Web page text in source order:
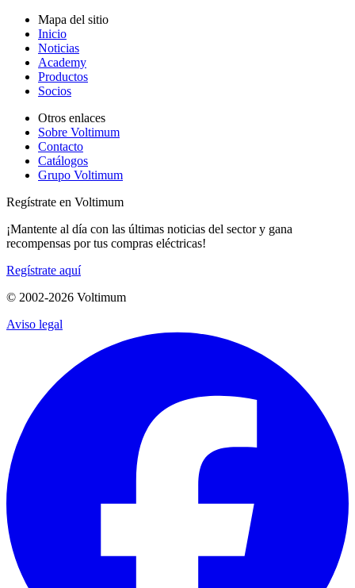
Mapa del sitio
Inicio
Noticias
Academy
Productos
Socios
Otros enlaces
Sobre Voltimum
Contacto
Catálogos
Grupo Voltimum
Regístrate en Voltimum
¡Mantente al día con las últimas noticias del sector y gana
recompensas por tus compras eléctricas!
Regístrate aquí
© 2002-2026 Voltimum
Aviso legal